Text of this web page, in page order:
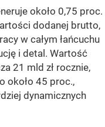
około 0,75 proc.
dodanej brutto,
w całym łańcuchu
i detal. Wartość
21 mld zł rocznie,
około 45 proc.,
dynamicznych